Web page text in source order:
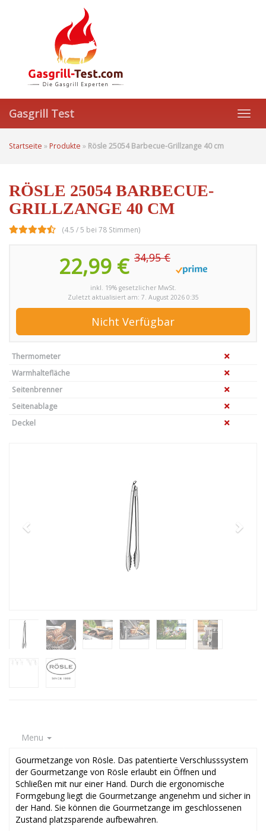
Gasgrill Test
Startseite » Produkte » Rösle 25054 Barbecue-Grillzange 40 cm
RÖSLE 25054 BARBECUE-
GRILLZANGE 40 CM
(4.5 / 5 bei 78 Stimmen)
22,99 € 34,95 €
inkl. 19% gesetzlicher MwSt.
Zuletzt aktualisiert am: 7. August 2026 0:35
Nicht Verfügbar
Thermometer
Warmhaltefläche
Seitenbrenner
Seitenablage
Deckel
Menu
Gourmetzange von Rösle. Das patentierte Verschlusssystem
der Gourmetzange von Rösle erlaubt ein Öffnen und
Schließen mit nur einer Hand. Durch die ergonomische
Formgebung liegt die Gourmetzange angenehm und sicher in
der Hand. Sie können die Gourmetzange im geschlossenen
Zustand platzsparende aufbewahren.